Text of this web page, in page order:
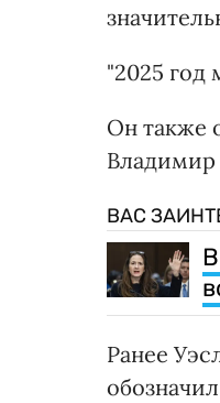
"2025
Он также
Владимир
ВАС
Ранее